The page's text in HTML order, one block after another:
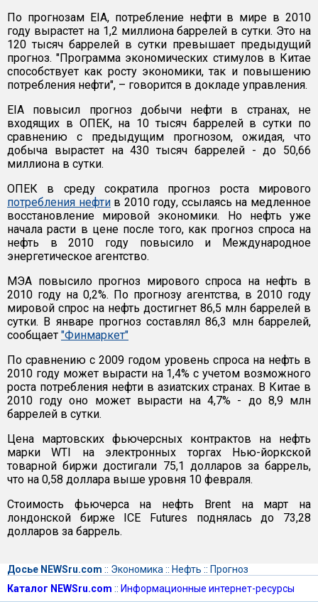
По прогнозам EIA, потребление нефти в мире в 2010
году вырастет на 1,2 миллиона баррелей в сутки. Это на
120 тысяч баррелей в сутки превышает предыдущий
прогноз. "Программа экономических стимулов в Китае
способствует как росту экономики, так и повышению
потребления нефти", – говорится в докладе управления.
EIA повысил прогноз добычи нефти в странах, не
входящих в ОПЕК, на 10 тысяч баррелей в сутки по
сравнению с предыдущим прогнозом, ожидая, что
добыча вырастет на 430 тысяч баррелей - до 50,66
миллиона в сутки.
ОПЕК в среду сократила прогноз роста мирового
потребления нефтив 2010 году, ссылаясь на медленное
восстановление мировой экономики. Но нефть уже
начала расти в цене после того, как прогноз спроса на
нефть в 2010 году повысило и Международное
энергетическое агентство.
МЭА повысило прогноз мирового спроса на нефть в
2010 году на 0,2%. По прогнозу агентства, в 2010 году
мировой спрос на нефть достигнет 86,5 млн баррелей в
сутки. В январе прогноз составлял 86,3 млн баррелей,
сообщает "Финмаркет"
По сравнению с 2009 годом уровень спроса на нефть в
2010 году может вырасти на 1,4% с учетом возможного
роста потребления нефти в азиатских странах. В Китае в
2010 году оно может вырасти на 4,7% - до 8,9 млн
баррелей в сутки.
Цена мартовских фьючерсных контрактов на нефть
марки WTI на электронных торгах Нью-йоркской
товарной биржи достигали 75,1 долларов за баррель,
что на 0,58 доллара выше уровня 10 февраля.
Стоимость фьючерса на нефть Brent на март на
лондонской бирже ICE Futures поднялась до 73,28
долларов за баррель.
Досье NEWSru.com :: Экономика :: Нефть :: Прогноз
Каталог NEWSru.com :: Информационные интернет-ресурсы